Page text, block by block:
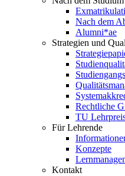
Nach dem
Alumni*ae
Strategien und
Rechtliche
TU
Für Lehrende
Konzepte
Kontakt